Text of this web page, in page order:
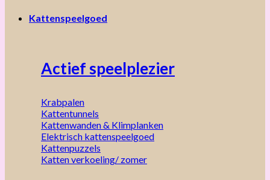
Kattenspeelgoed
Actief speelplezier
Krabpalen
Kattentunnels
Kattenwanden & Klimplanken
Elektrisch kattenspeelgoed
Kattenpuzzels
Katten verkoeling/ zomer